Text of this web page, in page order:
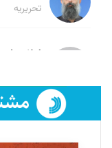
تحریریه
لیلا حنارود
فائزه
تحریریه